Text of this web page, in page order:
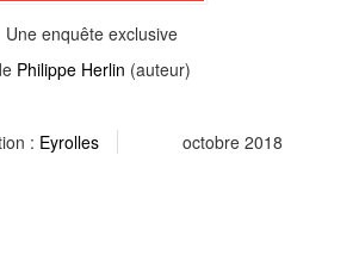
Une enquête exclusive
Philippe Herlin (auteur)
: Eyrolles octobre 2018